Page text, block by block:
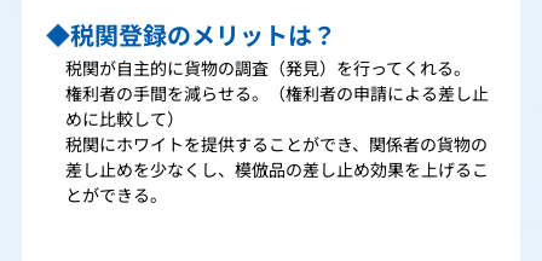
◆税関登録のメリットは？
税関が自主的に貨物の調査（発見）を行ってくれる。
権利者の手間を減らせる。（権利者の申請による差し止
めに比較して）
税関にホワイトを提供することができ、関係者の貨物の
差し止めを少なくし、模倣品の差し止め効果を上げるこ
とができる。